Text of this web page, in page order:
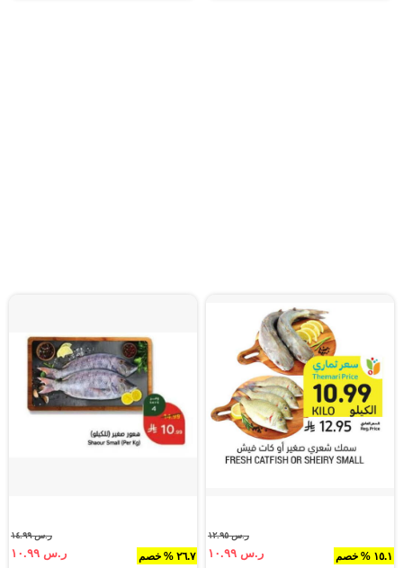
١٥.١ % خصم
ر.س ١٢.٩٥
ر.س ١٠.٩٩ ٢٦.٧ % خصم
ر.س ١٤.٩٩
ر.س ١٠.٩٩